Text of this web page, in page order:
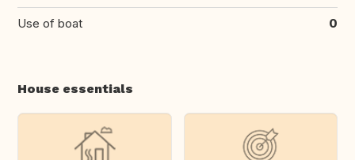
Use of boat 0
House essentials